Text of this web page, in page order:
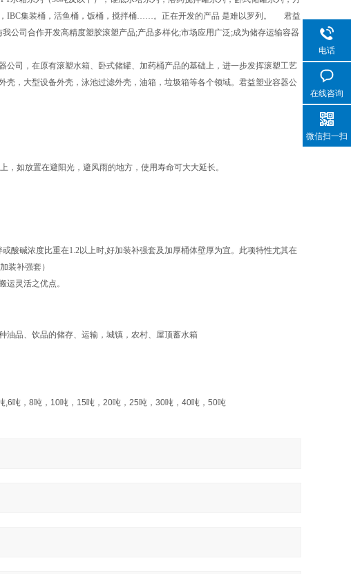
IBC集装桶，活鱼桶，饭桶，搅拌桶……。正在开发的产品 是难以罗列。 君益
公司合作开发高精度塑胶滚塑产品;产品多样化;市场应用广泛;成为储存运输容器
司，在原有滚塑水箱、卧式储罐、加药桶产品的基础上，进一步发挥滚塑工艺
，大型设备外壳，泳池过滤外壳，油箱，垃圾箱等各个领域。君益塑业容器公
如放置在避阳光，避风雨的地方，使用寿命可大大延长。
酸碱浓度比重在1.2以上时,好加装补强套及加厚桶体壁厚为宜。此项特性尤其在
装补强套）
运灵活之优点。
油品、饮品的储存、运输，城镇，农村、屋顶蓄水箱
,6吨， 8吨， 10吨， 15吨， 20吨， 25吨， 30吨， 40吨， 50吨
电话
在线咨询
微信扫一扫